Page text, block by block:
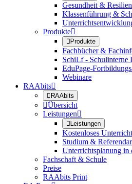
Gesundheit &
Klassenführung &
Produkte
Produkte
Fachbücher &
SchiLf - Schulinterne
EduPage-
Webinare
RAAbits
RAAbits
Übersicht
Leistungen
Leistungen
Kostenloses
Studium &
Unterrichtsplanung in
Fachschaft & Schule
Preise
RAAbits Print